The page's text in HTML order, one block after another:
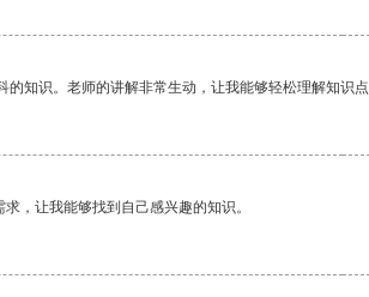
知识。老师的讲解非常生动，让我能够轻松理解知识点
，让我能够找到自己感兴趣的知识。